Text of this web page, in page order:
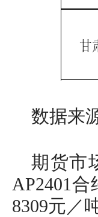
数据来
期货市
AP2401
8309元／